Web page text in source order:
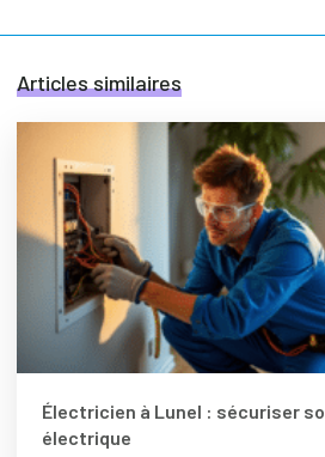
Articles similaires
Électricien à Lunel : sécuriser
électrique